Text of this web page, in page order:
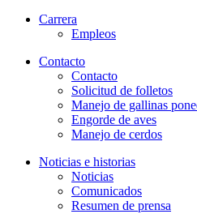
Carrera
Empleos
Contacto
Contacto
Solicitud de folletos
Manejo de gallinas
Engorde de aves
Manejo de cerdos
Noticias e historias
Noticias
Comunicados
Resumen de prensa